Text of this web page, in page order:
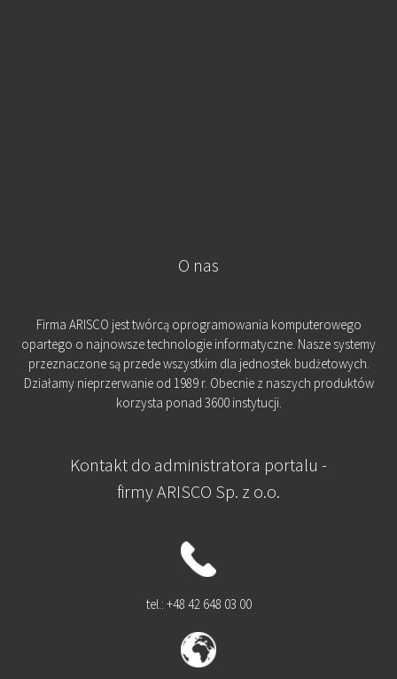
O nas
Firma ARISCO jest twórcą oprogramowania komputerowego
opartego o najnowsze technologie informatyczne. Nasze systemy
przeznaczone są przede wszystkim dla jednostek budżetowych.
Działamy nieprzerwanie od 1989 r. Obecnie z naszych produktów
korzysta ponad 3600 instytucji.
Kontakt do administratora portalu -
firmy ARISCO Sp. z o.o.
tel.: +48 42 648 03 00